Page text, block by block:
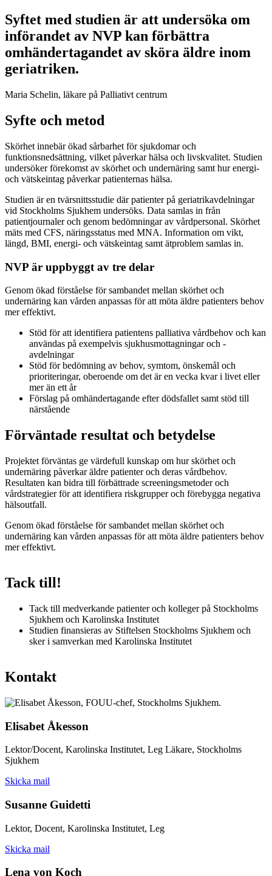
Syftet med studien är att undersöka om
införandet av NVP kan förbättra
omhändertagandet av sköra äldre inom
geriatriken.
Maria Schelin, läkare på Palliativt centrum
Syfte och metod
Skörhet innebär ökad sårbarhet för sjukdomar och
funktionsnedsättning, vilket påverkar hälsa och livskvalitet. Studien
undersöker förekomst av skörhet och undernäring samt hur energi-
och vätskeintag påverkar patienternas hälsa.
Studien är en tvärsnittsstudie där patienter på geriatrikavdelningar
vid Stockholms Sjukhem undersöks. Data samlas in från
patientjournaler och genom bedömningar av vårdpersonal. Skörhet
mäts med CFS, näringsstatus med MNA. Information om vikt,
längd, BMI, energi- och vätskeintag samt ätproblem samlas in.
NVP är uppbyggt av tre delar
Genom ökad förståelse för sambandet mellan skörhet och
undernäring kan vården anpassas för att möta äldre patienters behov
mer effektivt.
Stöd för att identifiera patientens palliativa vårdbehov och kan
användas på exempelvis sjukhusmottagningar och -
avdelningar
Stöd för bedömning av behov, symtom, önskemål och
prioriteringar, oberoende om det är en vecka kvar i livet eller
mer än ett år
Förslag på omhändertagande efter dödsfallet samt stöd till
närstående
Förväntade resultat och betydelse
Projektet förväntas ge värdefull kunskap om hur skörhet och
undernäring påverkar äldre patienter och deras vårdbehov.
Resultaten kan bidra till förbättrade screeningsmetoder och
vårdstrategier för att identifiera riskgrupper och förebygga negativa
hälsoutfall.
Genom ökad förståelse för sambandet mellan skörhet och
undernäring kan vården anpassas för att möta äldre patienters behov
mer effektivt.
Tack till!
Tack till medverkande patienter och kolleger på Stockholms
Sjukhem och Karolinska Institutet
Studien finansieras av Stiftelsen Stockholms Sjukhem och
sker i samverkan med Karolinska Institutet
Kontakt
Elisabet Åkesson
Lektor/Docent, Karolinska Institutet, Leg Läkare, Stockholms
Sjukhem
Skicka mail
Susanne Guidetti
Lektor, Docent, Karolinska Institutet, Leg
Skicka mail
Lena von Koch